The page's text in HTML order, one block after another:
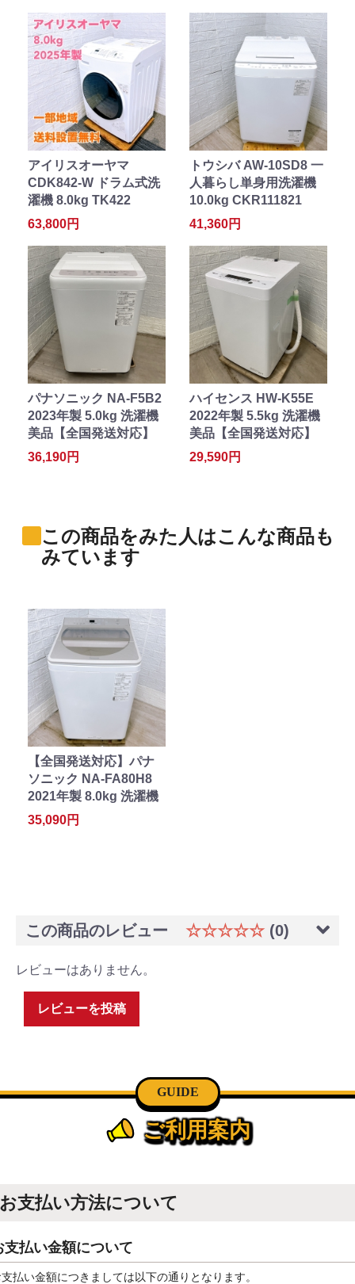
アイリスオーヤマ
CDK842-W ドラム式洗
濯機 8.0kg TK422
63,800円
トウシバ AW-10SD8 一
人暮らし単身用洗濯機
10.0kg CKR111821
41,360円
パナソニック NA-F5B2
2023年製 5.0kg 洗濯機
美品【全国発送対応】
36,190円
ハイセンス HW-K55E
2022年製 5.5kg 洗濯機
美品【全国発送対応】
29,590円
この商品をみた人はこんな商品も
みています
【全国発送対応】パナ
ソニック NA-FA80H8
2021年製 8.0kg 洗濯機
35,090円
この商品のレビュー ☆☆☆☆☆ (0)
レビューはありません。
レビューを投稿
GUIDE
ご利用案内
お支払い方法について
支払い金額について
払い金額につきましては以下の通りとなります。